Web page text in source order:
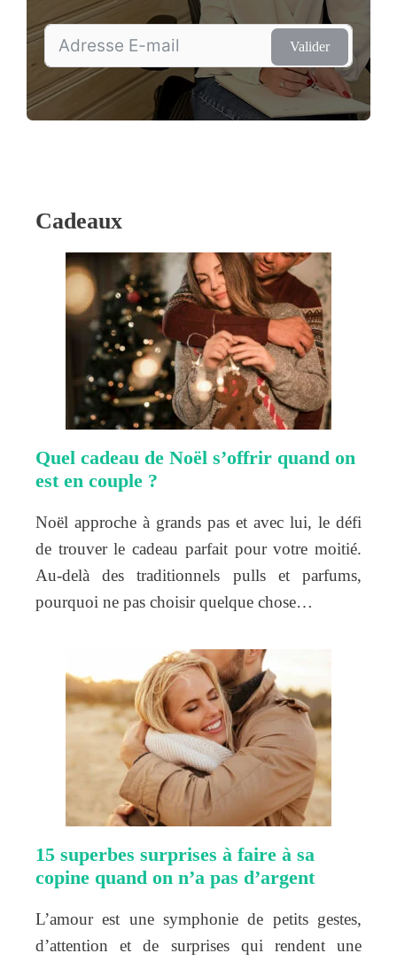
Valider
Cadeaux
Quel cadeau de Noël s’offrir quand on
est en couple ?
Noël approche à grands pas et avec lui, le défi
de trouver le cadeau parfait pour votre moitié.
Au-delà des traditionnels pulls et parfums,
pourquoi ne pas choisir quelque chose…
15 superbes surprises à faire à sa
copine quand on n’a pas d’argent
L’amour est une symphonie de petits gestes,
d’attention et de surprises qui rendent une